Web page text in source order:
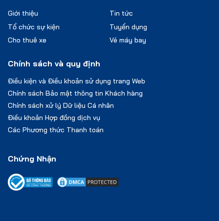
Chứng Nhận
Giới thiệu
Tổ chức sự kiện
Cho thuê xe
Vé máy bay
Tin tức
Tuyển dụng
Chính sách và quy định
Điều kiện và Điều khoản sử dụng trang Web
Chính sách Bảo mật thông tin Khách hàng
Chính sách xử lý Dữ liệu Cá nhân
Điều khoản Hợp đồng dịch vụ
Các Phương thức Thanh toán